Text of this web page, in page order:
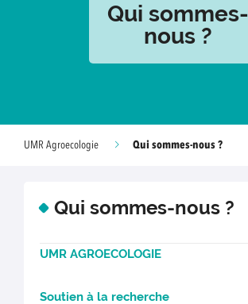
Qui sommes-
nous ?
UMR Agroecologie Qui sommes-nous ?
Qui sommes-nous ?
UMR AGROECOLOGIE
Soutien à la recherche